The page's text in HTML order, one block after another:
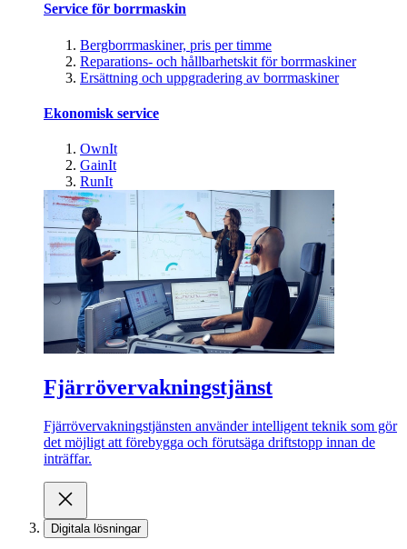
Service för borrmaskin
Bergborrmaskiner, pris per timme
Reparations- och hållbarhetskit för borrmaskiner
Ersättning och uppgradering av borrmaskiner
Ekonomisk service
OwnIt
GainIt
RunIt
Fjärrövervakningstjänst
Fjärrövervakningstjänsten använder intelligent teknik som gör
det möjligt att förebygga och förutsäga driftstopp innan de
inträffar.
Digitala lösningar